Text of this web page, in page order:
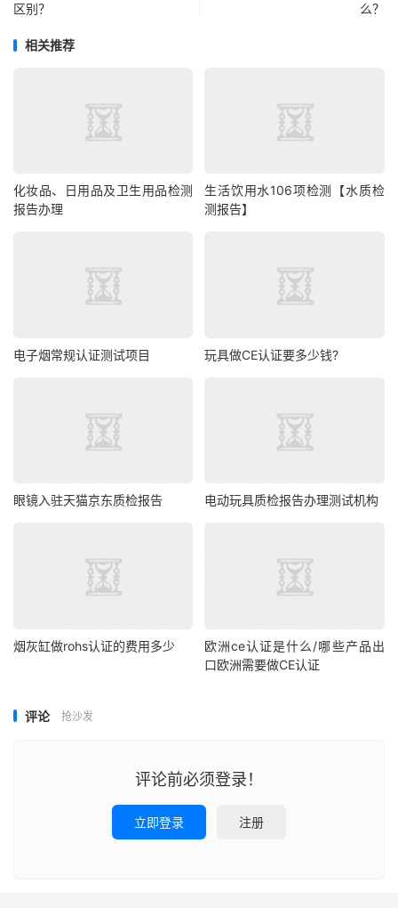
区别？
么？
相关推荐
化妆品、日用品及卫生用品检测
报告办理
生活饮用水106项检测【水质检
测报告】
电子烟常规认证测试项目 玩具做CE认证要多少钱?
眼镜入驻天猫京东质检报告 电动玩具质检报告办理测试机构
烟灰缸做rohs认证的费用多少
欧洲ce认证是什么/哪些产品出
口欧洲需要做CE认证
评论 抢沙发
评论前必须登录！
立即登录 注册